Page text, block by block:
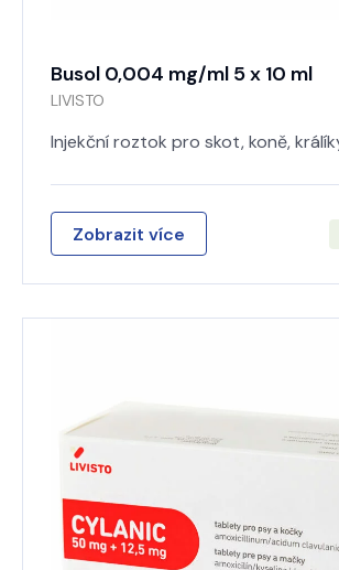
Busol 0,004 mg/ml 5 x 10 ml
LIVISTO
Injekční roztok pro skot, koně,
Zobrazit více